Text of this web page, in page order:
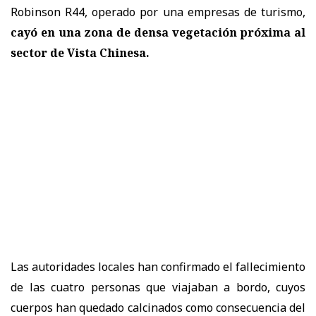
Robinson R44, operado por una empresas de turismo,
cayó en una zona de densa vegetación próxima al
sector de Vista Chinesa.
Las autoridades locales han confirmado el fallecimiento
de las cuatro personas que viajaban a bordo, cuyos
cuerpos han quedado calcinados como consecuencia del